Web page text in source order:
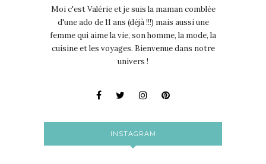
Moi c'est Valérie et je suis la maman comblée
d'une ado de 11 ans (déjà !!!) mais aussi une
femme qui aime la vie, son homme, la mode, la
cuisine et les voyages. Bienvenue dans notre
univers !
INSTAGRAM